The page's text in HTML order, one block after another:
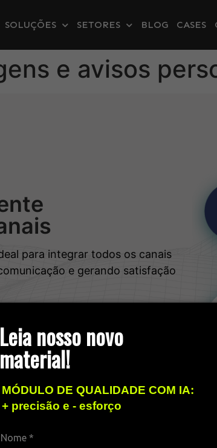
Leia nosso novo
material!
MÓDULO DE QUALIDADE COM IA:
+ precisão e - esforço
SOLUÇÕES SETORES BLOG CASES
e avisos
para integrar todos os canais
e gerando satisfação